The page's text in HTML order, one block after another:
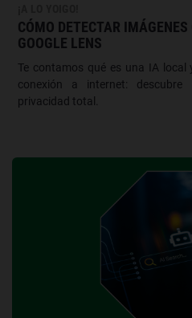
CÓMO DETECTAR
GOOGLE LENS
Te contamos qué es una IA
conexión a internet:
privacidad total.